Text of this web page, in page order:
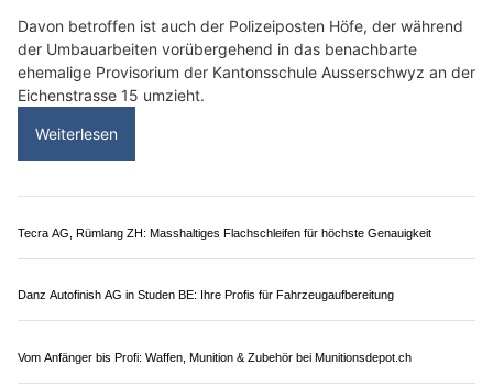
Pfäffikon SZ: Polizeiposten Höfe zieht wegen